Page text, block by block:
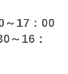
17：00
～16：